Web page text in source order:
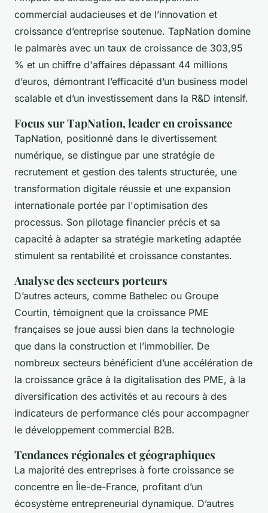
commercial audacieuses et de l’innovation et
croissance d’entreprise soutenue. TapNation domine
le palmarès avec un taux de croissance de 303,95
% et un chiffre d'affaires dépassant 44 millions
d’euros, démontrant l’efficacité d’un business model
scalable et d’un investissement dans la R&D intensif.
Focus sur TapNation, leader en croissance
TapNation, positionné dans le divertissement
numérique, se distingue par une stratégie de
recrutement et gestion des talents structurée, une
transformation digitale réussie et une expansion
internationale portée par l'optimisation des
processus. Son pilotage financier précis et sa
capacité à adapter sa stratégie marketing adaptée
stimulent sa rentabilité et croissance constantes.
Analyse des secteurs porteurs
D’autres acteurs, comme Bathelec ou Groupe
Courtin, témoignent que la croissance PME
françaises se joue aussi bien dans la technologie
que dans la construction et l’immobilier. De
nombreux secteurs bénéficient d’une accélération de
la croissance grâce à la digitalisation des PME, à la
diversification des activités et au recours à des
indicateurs de performance clés pour accompagner
le développement commercial B2B.
Tendances régionales et géographiques
La majorité des entreprises à forte croissance se
concentre en Île-de-France, profitant d’un
écosystème entrepreneurial dynamique. D’autres